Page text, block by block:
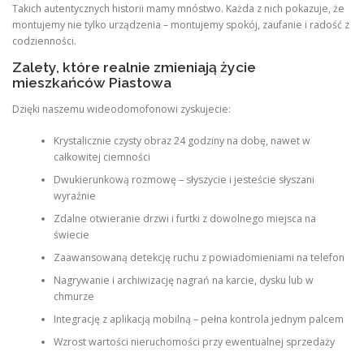
Takich autentycznych historii mamy mnóstwo. Każda z nich pokazuje, że
montujemy nie tylko urządzenia – montujemy spokój, zaufanie i radość z
codzienności.
Zalety, które realnie zmieniają życie
mieszkańców Piastowa
Dzięki naszemu wideodomofonowi zyskujecie:
Krystalicznie czysty obraz 24 godziny na dobę, nawet w
całkowitej ciemności
Dwukierunkową rozmowę – słyszycie i jesteście słyszani
wyraźnie
Zdalne otwieranie drzwi i furtki z dowolnego miejsca na
świecie
Zaawansowaną detekcję ruchu z powiadomieniami na telefon
Nagrywanie i archiwizację nagrań na karcie, dysku lub w
chmurze
Integrację z aplikacją mobilną – pełna kontrola jednym palcem
Wzrost wartości nieruchomości przy ewentualnej sprzedaży